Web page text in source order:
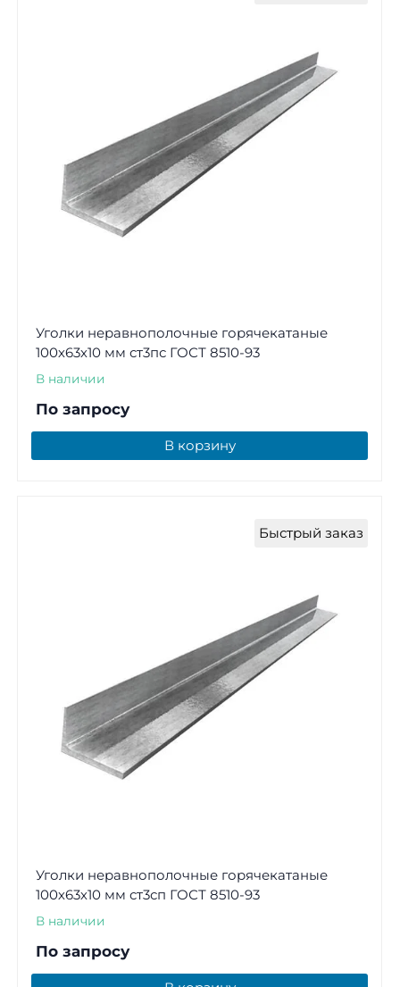
Уголки неравнополочные горячекатаные
100х63х10 мм ст3пс ГОСТ 8510-93
В наличии
По запросу
В корзину
Быстрый заказ
Уголки неравнополочные горячекатаные
100х63х10 мм ст3сп ГОСТ 8510-93
В наличии
По запросу